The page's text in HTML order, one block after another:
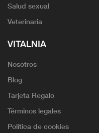
Salud sexual
Veterinaria
VITALNIA
Nosotros
Blog
Tarjeta Regalo
Términos legales
Política de cookies